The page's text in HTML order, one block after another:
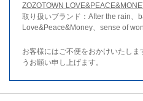
ZOZOTOWN
取り扱いブランド：After the rain、
Love&Peace&Money、sense of
お客様にはご不便をおかけいたし
うお願い申し上げます。